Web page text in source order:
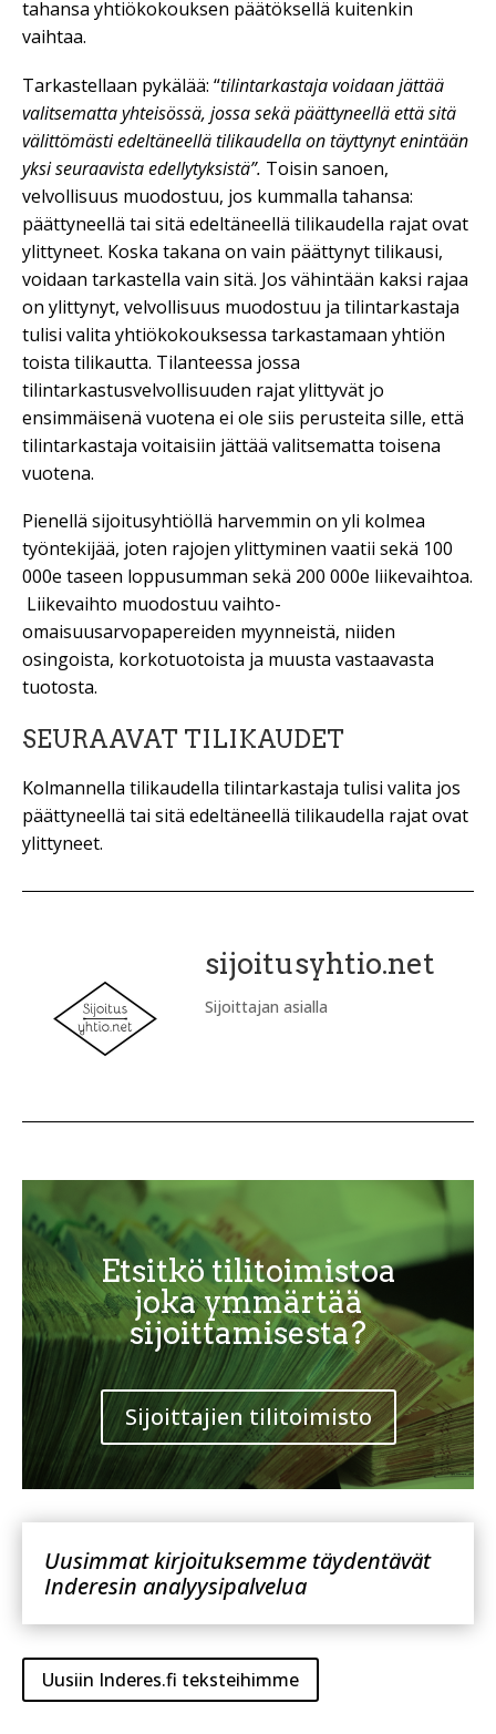
tahansa yhtiökokouksen päätöksellä kuitenkin
vaihtaa.
Tarkastellaan pykälää: “tilintarkastaja voidaan jättää
valitsematta yhteisössä, jossa sekä päättyneellä että sitä
välittömästi edeltäneellä tilikaudella on täyttynyt enintään
yksi seuraavista edellytyksistä”. Toisin sanoen,
velvollisuus muodostuu, jos kummalla tahansa:
päättyneellä tai sitä edeltäneellä tilikaudella rajat ovat
ylittyneet. Koska takana on vain päättynyt tilikausi,
voidaan tarkastella vain sitä. Jos vähintään kaksi rajaa
on ylittynyt, velvollisuus muodostuu ja tilintarkastaja
tulisi valita yhtiökokouksessa tarkastamaan yhtiön
toista tilikautta. Tilanteessa jossa
tilintarkastusvelvollisuuden rajat ylittyvät jo
ensimmäisenä vuotena ei ole siis perusteita sille, että
tilintarkastaja voitaisiin jättää valitsematta toisena
vuotena.
Pienellä sijoitusyhtiöllä harvemmin on yli kolmea
työntekijää, joten rajojen ylittyminen vaatii sekä 100
000e taseen loppusumman sekä 200 000e liikevaihtoa.
Liikevaihto muodostuu vaihto-
omaisuusarvopapereiden myynneistä, niiden
osingoista, korkotuotoista ja muusta vastaavasta
tuotosta.
SEURAAVAT TILIKAUDET
Kolmannella tilikaudella tilintarkastaja tulisi valita jos
päättyneellä tai sitä edeltäneellä tilikaudella rajat ovat
ylittyneet.
sijoitusyhtio.net
Sijoittajan asialla
Etsitkö tilitoimistoa
joka ymmärtää
sijoittamisesta?
Sijoittajien tilitoimisto
Uusimmat kirjoituksemme täydentävät
Inderesin analyysipalvelua
Uusiin Inderes.fi teksteihimme